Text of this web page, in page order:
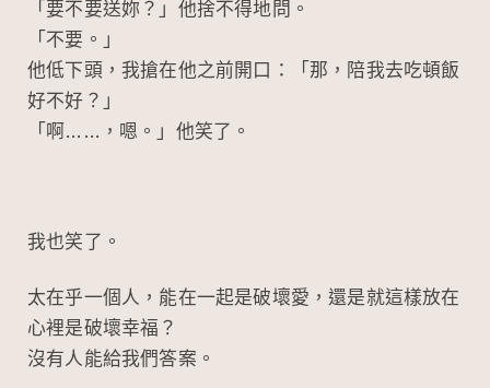
「要不要送妳？」他捨不得地問。
「不要。」
他低下頭，我搶在他之前開口：「那，陪我去吃頓飯
好不好？」
「啊……，嗯。」他笑了。
我也笑了。
太在乎一個人，能在一起是破壞愛，還是就這樣放在
心裡是破壞幸福？
沒有人能給我們答案。